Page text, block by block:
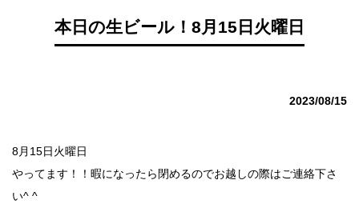
本日の生ビール！8月15日火曜日
2023/08/15
8月15日火曜日
やってます！！暇になったら閉めるのでお越しの際はご連絡下さ
い^ ^